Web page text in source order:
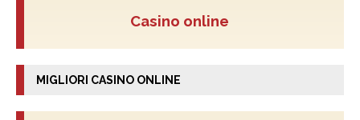
Casino online
MIGLIORI CASINO ONLINE